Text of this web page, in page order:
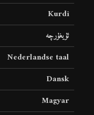
Kurdî
ئۇيغۇرچە
Nederlandse taal
Dansk
Magyar